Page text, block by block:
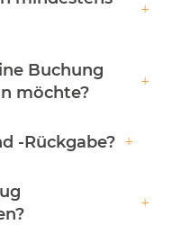
Buchung
möchte?
-Rückgabe?